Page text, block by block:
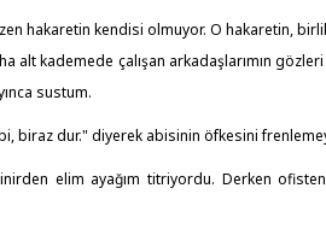
hakaretin kendisi olmuyor. O hakaretin,
kademede çalışan arkadaşlarımın
sustum.
biraz dur." diyerek abisinin öfkesini
elim ayağım titriyordu. Derken